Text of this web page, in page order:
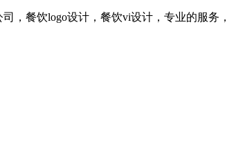
，餐饮logo设计，餐饮vi设计，专业的服